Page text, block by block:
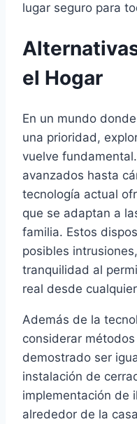
lugar seguro para
el Hogar
En un mundo
una prioridad,
vuelve
avanzados hasta
tecnología actual
que se adaptan a
familia. Estos
posibles
tranquilidad al
real desde
Además de la
considerar
demostrado ser
instalación de
implementación de
alrededor de la